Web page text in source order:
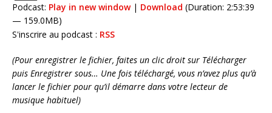
Podcast: Play in new window| Download (Duration: 2:53:39
— 159.0MB)
S'inscrire au podcast : RSS
(Pour enregistrer le fichier, faites un clic droit sur Télécharger
puis Enregistrer sous… Une fois téléchargé, vous n’avez plus qu’à
lancer le fichier pour qu’il démarre dans votre lecteur de
musique habituel)